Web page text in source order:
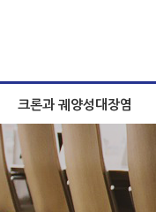
크론과 궤양성대장염